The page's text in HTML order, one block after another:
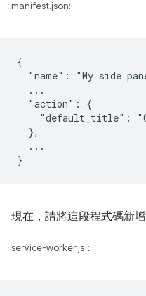
manifest.json:
{
"name": "My side
  ...
  "action": {
"default_title":
  },
  ...
現在，請將這段程式碼新
service-worker.js：